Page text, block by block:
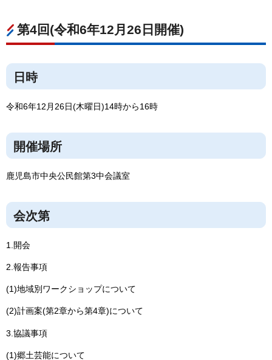
第4回(令和6年12月26日開催)
日時
令和6年12月26日(木曜日)14時から16時
開催場所
鹿児島市中央公民館第3中会議室
会次第
1.開会
2.報告事項
(1)地域別ワークショップについて
(2)計画案(第2章から第4章)について
3.協議事項
(1)郷土芸能について